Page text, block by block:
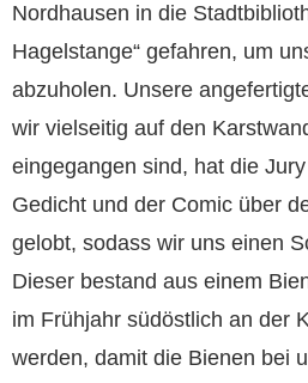
Nordhausen in die
Hagelstange“ gefahren, um
abzuholen. Unsere
wir vielseitig auf den
eingegangen sind, hat die
Gedicht und der Comic über
gelobt, sodass wir uns einen
Dieser bestand aus einem
im Frühjahr südöstlich an der
werden, damit die Bienen bei